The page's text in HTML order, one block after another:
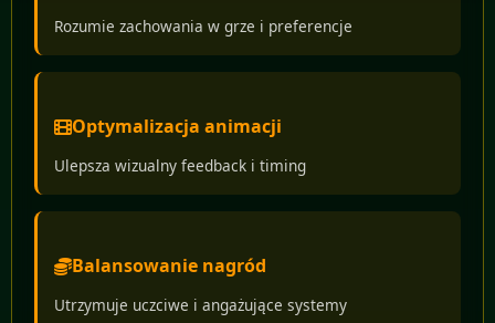
Rozumie zachowania w grze i preferencje
Optymalizacja animacji
Ulepsza wizualny feedback i timing
Balansowanie nagród
Utrzymuje uczciwe i angażujące systemy